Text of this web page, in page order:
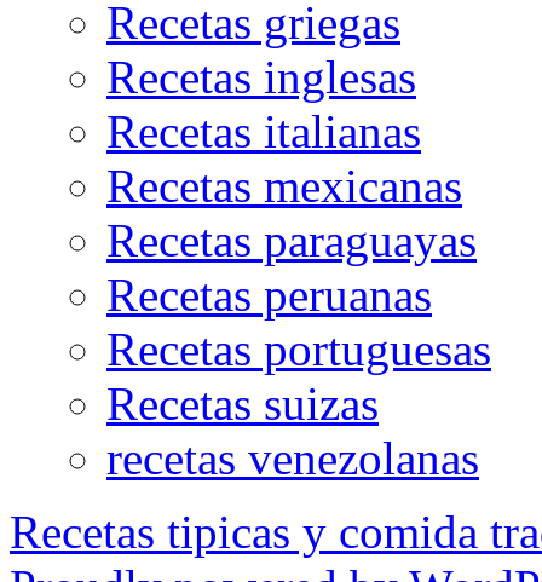
Recetas griegas
Recetas inglesas
Recetas italianas
Recetas mexicanas
Recetas paraguayas
Recetas peruanas
Recetas portuguesas
Recetas suizas
recetas venezolanas
Recetas tipicas y comida